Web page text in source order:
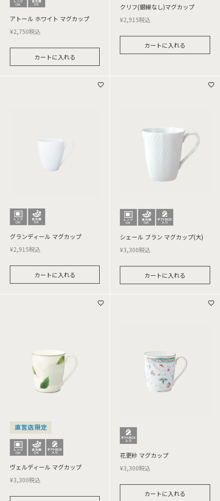
アトール ホワイト マグカップ
¥2,750税込
カートに入れる
クリフ(銀線なし)マグカップ
¥2,915税込
カートに入れる
グランディール マグカップ
¥2,915税込
カートに入れる
シェール ブラン マグカップ(大)
¥3,300税込
カートに入れる
直営店限定
ヴェルディール マグカップ
¥3,300税込
花更紗 マグカップ
¥3,300税込
カートに入れる